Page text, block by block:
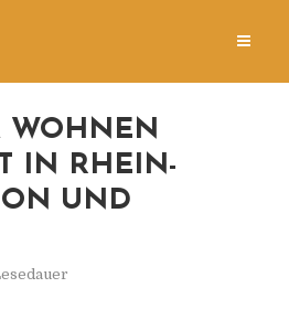
WOHNEN
IN RHEIN-
UND